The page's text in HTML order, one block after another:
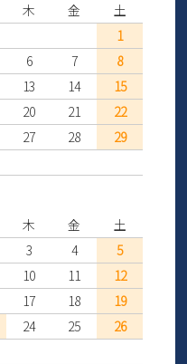
木 金
土
1
6 7
8
13 14
15
20 21
22
27 28
29
木 金
土
3 4
5
10 11
12
17 18
19
24 25
26